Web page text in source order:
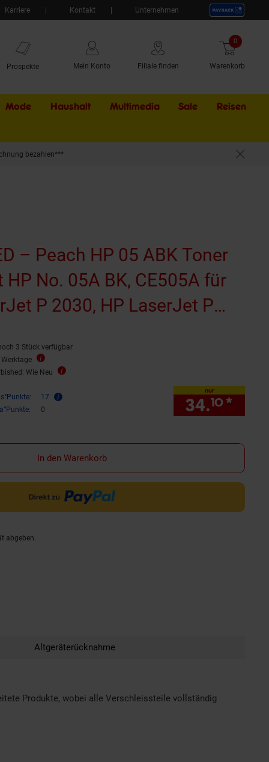
Karriere Kontakt Unternehmen
Prospekte Mein Konto Filiale finden Warenkorb
0 Artikel
Mode Haushalt Multimedia Sale Externer
Reisen
bezahlen***
– Peach HP 05 ABK Toner
No. 05A BK, CE505A für
P 2030, HP LaserJet P
3 Stück verfügbar
Wie Neu
17
0
nur
34.10 *
In den Warenkorb
abgeben.
Altgeräterücknahme
Produkte, wobei alle Verschleissteile vollständig